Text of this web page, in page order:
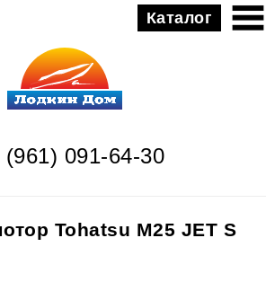
(961) 091-64-30
Tohatsu M25 JET S
Каталог